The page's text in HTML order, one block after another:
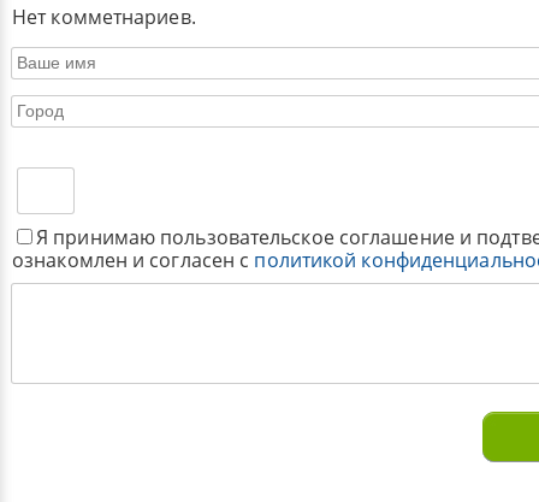
Нет комметнариев.
Я принимаю пользовательское соглашение и
ознакомлен и согласен с политикой